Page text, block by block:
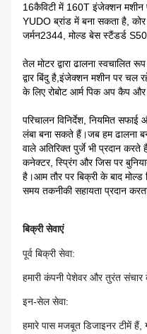
16कैविटी में 160T इंजेक्शन मशीन
YUDO ब्रांड में बना सकता है,
जर्मन2344, मोल्ड बेस स्टैंडर्ड
तेल मोटर द्वारा ढालना स्वचालित
द्वार बिंदु है,इंजेक्शन मशीन पर चल रहे
के लिए रोबोट आर्म पिक अप कैप
परिचालन विनिर्देश, नियमित
लंबा बना सकते हैं।जब हम ढालना
वाले अतिरिक्त पुर्जे भी प्रदान
कनेक्टर, स्प्रिंग और जिस पर
है।आम तौर पर बिक्री के बाद
समय तकनीकी सहायता प्रदान
बिक्री सेवाएं
पूर्व बिक्री सेवा:
हमारी कंपनी पेशेवर और तुरंत संचार
इन-सेल सेवा:
हमारे पास मजबूत डिजाइनर टीमें